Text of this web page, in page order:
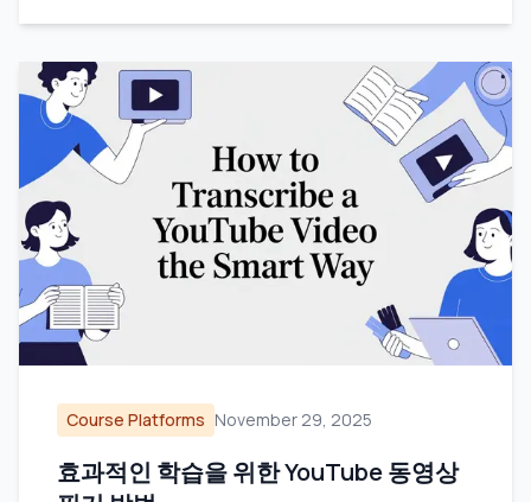
Course Platforms November 29, 2025
효과적인 학습을 위한 YouTube 동영상